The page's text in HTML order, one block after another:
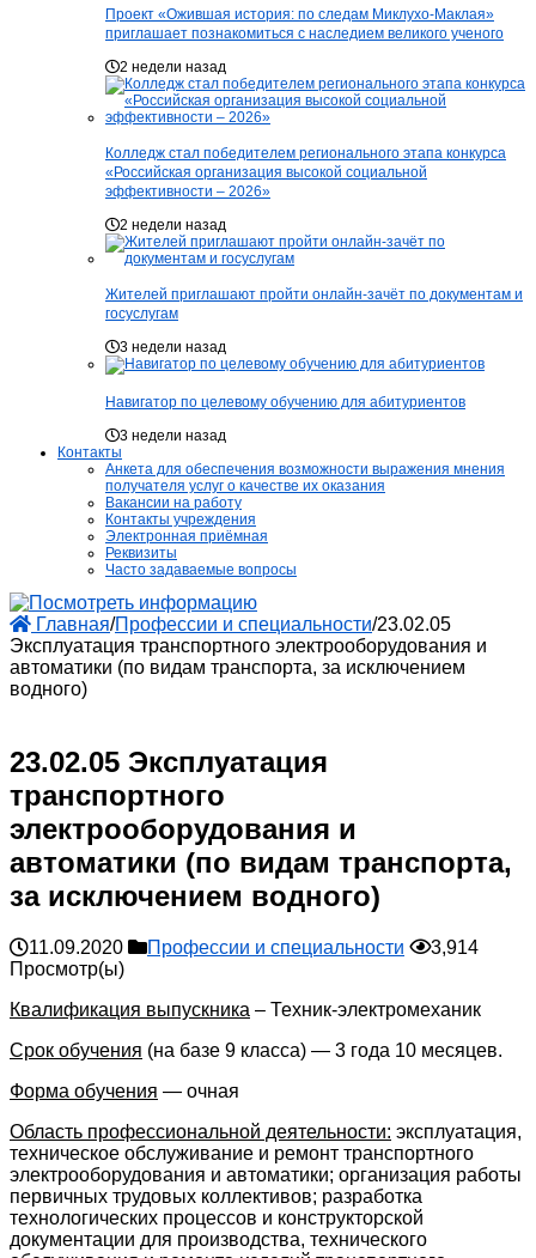
Проект «Ожившая история: по следам Миклухо-Маклая»
приглашает познакомиться с наследием великого ученого
2 недели назад
Колледж стал победителем регионального этапа конкурса
«Российская организация высокой социальной
эффективности – 2026»
2 недели назад
Жителей приглашают пройти онлайн-зачёт по документам и
госуслугам
3 недели назад
Навигатор по целевому обучению для абитуриентов
3 недели назад
Контакты
Анкета для обеспечения возможности выражения мнения
получателя услуг о качестве их оказания
Вакансии на работу
Контакты учреждения
Электронная приёмная
Реквизиты
Часто задаваемые вопросы
Главная/Профессии и специальности/23.02.05
Эксплуатация транспортного электрооборудования и
автоматики (по видам транспорта, за исключением
водного)
23.02.05 Эксплуатация
транспортного
электрооборудования и
автоматики (по видам транспорта,
за исключением водного)
11.09.2020 Профессии и специальности
3,914
Просмотр(ы)
Квалификация выпускника – Техник-электромеханик
Срок обучения (на базе 9 класса) — 3 года 10 месяцев.
Форма обучения — очная
Область профессиональной деятельности: эксплуатация,
техническое обслуживание и ремонт транспортного
электрооборудования и автоматики; организация работы
первичных трудовых коллективов; разработка
технологических процессов и конструкторской
документации для производства, технического